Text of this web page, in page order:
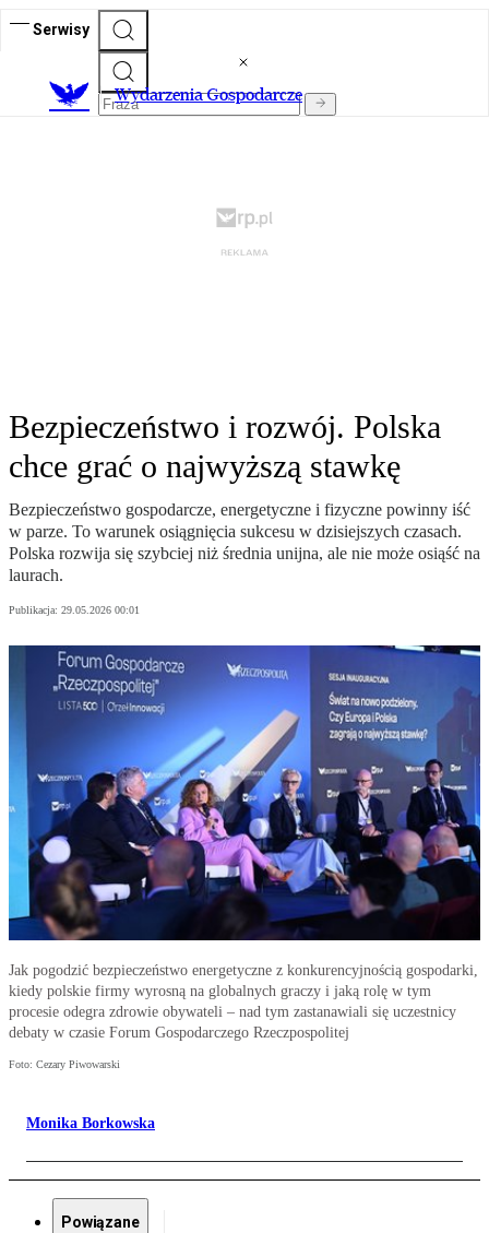
Serwisy
Wydarzenia Gospodarcze
Bezpieczeństwo i rozwój. Polska
chce grać o najwyższą stawkę
Bezpieczeństwo gospodarcze, energetyczne i fizyczne powinny iść
w parze. To warunek osiągnięcia sukcesu w dzisiejszych czasach.
Polska rozwija się szybciej niż średnia unijna, ale nie może osiąść na
laurach.
Publikacja: 29.05.2026 00:01
Jak pogodzić bezpieczeństwo energetyczne z konkurencyjnością gospodarki,
kiedy polskie firmy wyrosną na globalnych graczy i jaką rolę w tym
procesie odegra zdrowie obywateli – nad tym zastanawiali się uczestnicy
debaty w czasie Forum Gospodarczego Rzeczpospolitej
Foto: Cezary Piwowarski
Monika Borkowska
Powiązane